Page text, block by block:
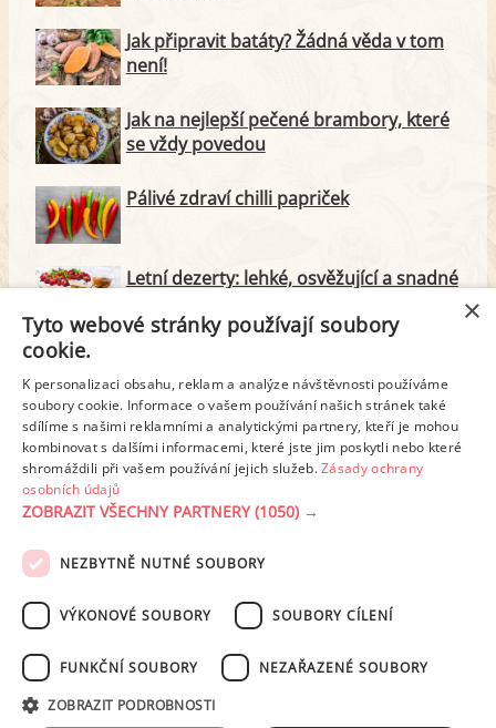
Jak připravit batáty? Žádná věda v tom
není!
Jak na nejlepší pečené brambory, které
se vždy povedou
Pálivé zdraví chilli papriček
Letní dezerty: lehké, osvěžující a snadné
v kuchyni
Nepečené dorty jsou rychlé a skvělé.
Pusťte se do nich
PODMÍNKY UŽITÍ ZÁSADY OCHRANY OSOBNÍCH ÚDAJŮ
NASTAVENÍ COOKIES
tohoto serveru je bez písemného souhlasu provozovatele zakázáno.
×
Tyto webové stránky používají soubory
cookie.
K personalizaci obsahu, reklam a analýze návštěvnosti používáme
soubory cookie. Informace o vašem používání našich stránek také
sdílíme s našimi reklamními a analytickými partnery, kteří je mohou
kombinovat s dalšími informacemi, které jste jim poskytli nebo které
shromáždili při vašem používání jejich služeb.Zásady ochrany
osobních údajů
ZOBRAZIT VŠECHNY PARTNERY(1050) →
NEZBYTNĚ NUTNÉ SOUBORY
VÝKONOVÉ SOUBORY SOUBORY CÍLENÍ
FUNKČNÍ SOUBORY NEZAŘAZENÉ SOUBORY
ZOBRAZIT PODROBNOSTI